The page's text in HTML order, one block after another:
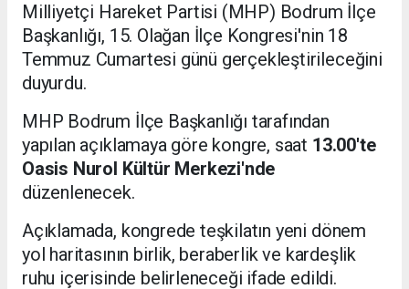
Milliyetçi Hareket Partisi (MHP) Bodrum İlçe
Başkanlığı, 15. Olağan İlçe Kongresi'nin 18
Temmuz Cumartesi günü gerçekleştirileceğini
duyurdu.
MHP Bodrum İlçe Başkanlığı tarafından
yapılan açıklamaya göre kongre, saat 13.00'te
Oasis Nurol Kültür Merkezi'nde
düzenlenecek.
Açıklamada, kongrede teşkilatın yeni dönem
yol haritasının birlik, beraberlik ve kardeşlik
ruhu içerisinde belirleneceği ifade edildi.